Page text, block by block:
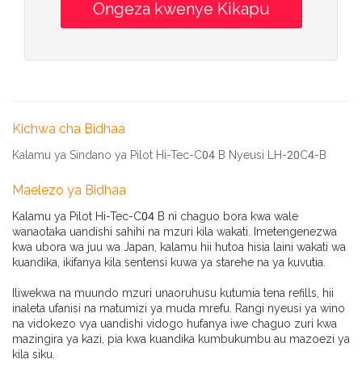
Kichwa cha Bidhaa
Kalamu ya Sindano ya Pilot Hi-Tec-C04 B Nyeusi LH-20C4-B
Maelezo ya Bidhaa
Kalamu ya Pilot Hi-Tec-C04 B ni chaguo bora kwa wale
wanaotaka uandishi sahihi na mzuri kila wakati. Imetengenezwa
kwa ubora wa juu wa Japan, kalamu hii hutoa hisia laini wakati wa
kuandika, ikifanya kila sentensi kuwa ya starehe na ya kuvutia.
Iliwekwa na muundo mzuri unaoruhusu kutumia tena refills, hii
inaleta ufanisi na matumizi ya muda mrefu. Rangi nyeusi ya wino
na vidokezo vya uandishi vidogo hufanya iwe chaguo zuri kwa
mazingira ya kazi, pia kwa kuandika kumbukumbu au mazoezi ya
kila siku.